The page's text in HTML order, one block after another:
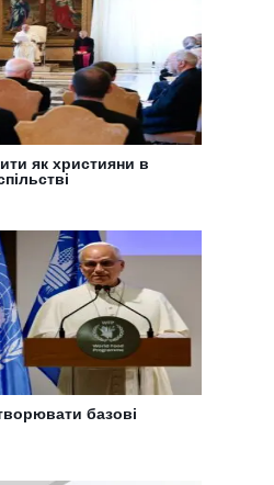
як християни в
базові